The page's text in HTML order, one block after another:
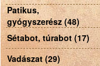
Patikus,
gyógyszerész (48)
Sétabot, túrabot (17)
Vadászat (29)